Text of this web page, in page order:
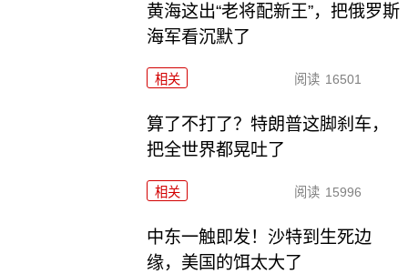
黄海这出“老将配新王”，把俄罗斯
海军看沉默了
相关 阅读 16501
算了不打了？特朗普这脚刹车，
把全世界都晃吐了
相关 阅读 15996
中东一触即发！沙特到生死边
缘，美国的饵太大了